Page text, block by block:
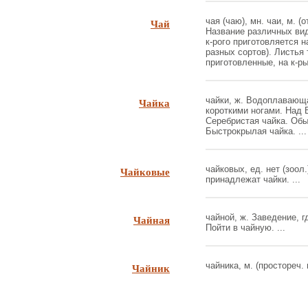
Чай
чая (чаю), мн. чаи, м.
Название различных
к-рого приготовляется
разных сортов). Листья
приготовленные, на к-
Чайка
чайки, ж.
короткими ногами. Над
Серебристая чайка.
Быстрокрылая чайка. ...
Чайковые
чайковых, ед. нет
принадлежат чайки. ...
Чайная
чайной, ж. Заведение,
Пойти в чайную. ...
Чайник чайника, м.